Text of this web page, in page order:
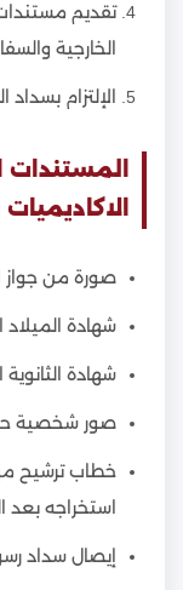
تقديم
الخارجية
الإلتزام
صورة من جواز
شهادة الميلاد
شهادة الثانوية
صور شخصية
خطاب ترشيح
استخراجه بعد
إيصال سداد